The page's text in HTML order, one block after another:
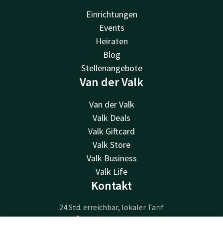
Einrichtungen
Events
Heiraten
Blog
Stellenangebote
Van der Valk
Van der Valk
Valk Deals
Valk Giftcard
Valk Store
Valk Business
Valk Life
Kontakt
24 Std. erreichbar, lokaler Tarif
+31 76 522 60 55